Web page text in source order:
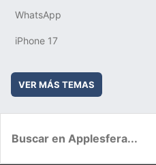
WhatsApp
iPhone 17
VER MÁS TEMAS